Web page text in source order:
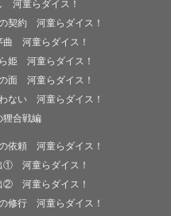
河童らダイス！
契約 河童らダイス！
河童らダイス！
姫 河童らダイス！
面 河童らダイス！
ない 河童らダイス！
合戦編
依頼 河童らダイス！
① 河童らダイス！
② 河童らダイス！
修行 河童らダイス！